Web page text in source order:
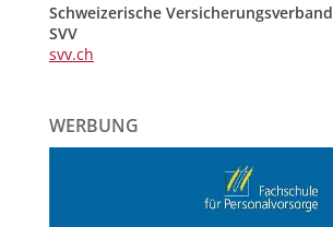
Schweizerische Versicherungsverband
SVV
svv.ch
WERBUNG